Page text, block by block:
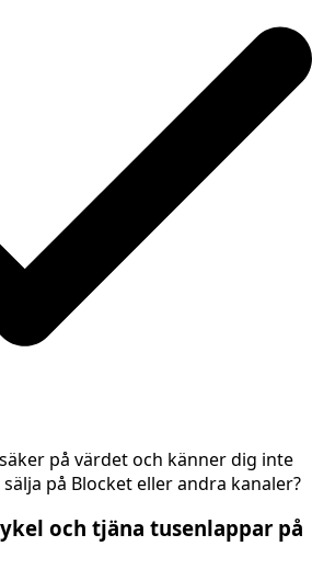
på värdet och känner dig inte
på Blocket eller andra kanaler?
och tjäna tusenlappar på